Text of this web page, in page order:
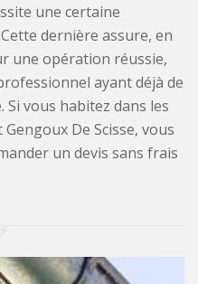
une certaine
dernière assure, en
une opération réussie,
ayant déjà de
Si vous habitez dans les
De Scisse, vous
un devis sans frais